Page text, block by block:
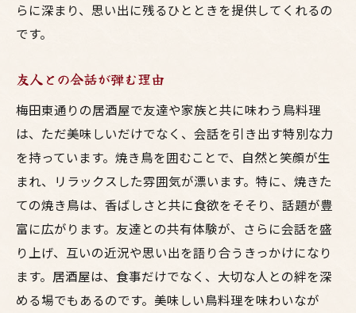
らに深まり、思い出に残るひとときを提供してくれるの
です。
友人との会話が弾む理由
梅田東通りの居酒屋で友達や家族と共に味わう鳥料理
は、ただ美味しいだけでなく、会話を引き出す特別な力
を持っています。焼き鳥を囲むことで、自然と笑顔が生
まれ、リラックスした雰囲気が漂います。特に、焼きた
ての焼き鳥は、香ばしさと共に食欲をそそり、話題が豊
富に広がります。友達との共有体験が、さらに会話を盛
り上げ、互いの近況や思い出を語り合うきっかけになり
ます。居酒屋は、食事だけでなく、大切な人との絆を深
める場でもあるのです。美味しい鳥料理を味わいなが